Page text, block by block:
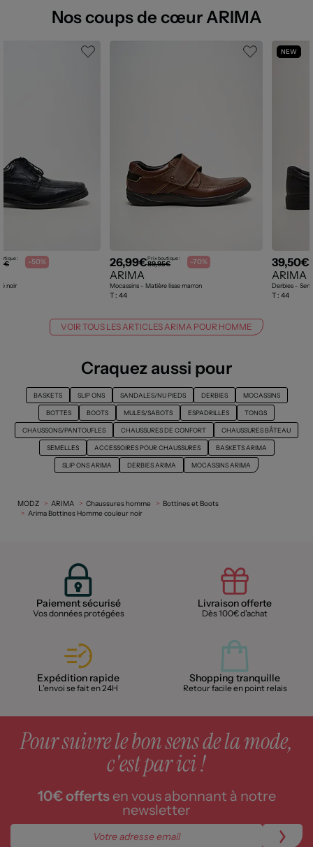
Nos coups de cœur ARIMA
: -50%
noir
26,99€Prix boutique :
89,95€ -70%
ARIMA
Mocassins - Matière lisse marron
T : 44
NEW
39,50€
ARIMA
Derbies -
T : 44
VOIR TOUS LES ARTICLES ARIMA POUR HOMME
Craquez aussi pour
BASKETS SLIP ONS SANDALES/NU PIEDS DERBIES MOCASSINS
BOTTES BOOTS MULES/SABOTS ESPADRILLES TONGS
CHAUSSONS/PANTOUFLES CHAUSSURES DE CONFORT CHAUSSURES BÂTEAU
SEMELLES ACCESSOIRES POUR CHAUSSURES BASKETS ARIMA
SLIP ONS ARIMA DERBIES ARIMA MOCASSINS ARIMA
MODZ ARIMA Chaussures homme
Bottines et Boots
Arima Bottines Homme couleur noir
Paiement sécurisé
Vos données protégées
Livraison offerte
Dès 100€ d'achat
Expédition rapide
L'envoi se fait en 24H
Shopping tranquille
Retour facile en point relais
Pour suivre le bon sens de la mode,
c'est par ici !
10€ offertsen vous abonnant à notre
newsletter